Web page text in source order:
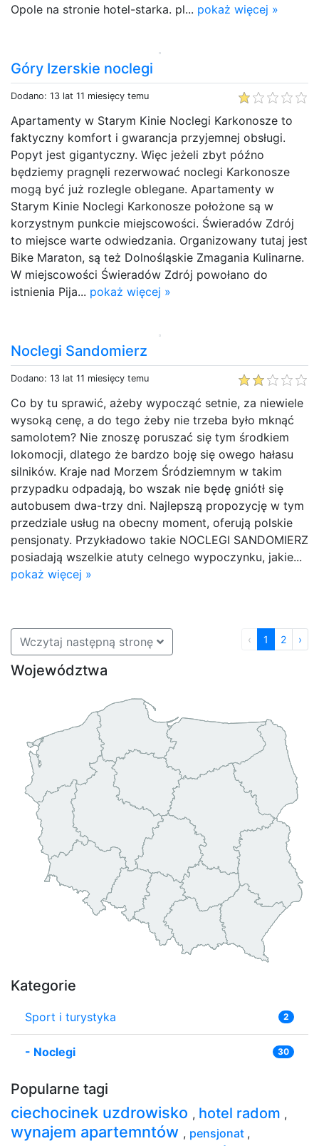
Opole na stronie hotel-starka. pl... pokaż więcej »
Góry Izerskie noclegi
Dodano: 13 lat 11 miesięcy temu
Apartamenty w Starym Kinie Noclegi Karkonosze to
faktyczny komfort i gwarancja przyjemnej obsługi.
Popyt jest gigantyczny. Więc jeżeli zbyt późno
będziemy pragnęli rezerwować noclegi Karkonosze
mogą być już rozlegle oblegane. Apartamenty w
Starym Kinie Noclegi Karkonosze położone są w
korzystnym punkcie miejscowości. Świeradów Zdrój
to miejsce warte odwiedzania. Organizowany tutaj jest
Bike Maraton, są też Dolnośląskie Zmagania Kulinarne.
W miejscowości Świeradów Zdrój powołano do
istnienia Pija... pokaż więcej »
Noclegi Sandomierz
Dodano: 13 lat 11 miesięcy temu
Co by tu sprawić, ażeby wypocząć setnie, za niewiele
wysoką cenę, a do tego żeby nie trzeba było mknąć
samolotem? Nie znoszę poruszać się tym środkiem
lokomocji, dlatego że bardzo boję się owego hałasu
silników. Kraje nad Morzem Śródziemnym w takim
przypadku odpadają, bo wszak nie będę gniótł się
autobusem dwa-trzy dni. Najlepszą propozycję w tym
przedziale usług na obecny moment, oferują polskie
pensjonaty. Przykładowo takie NOCLEGI SANDOMIERZ
posiadają wszelkie atuty celnego wypoczynku, jakie...
pokaż więcej »
Wczytaj następną stronę ‹ 1 2 ›
Województwa
Kategorie
Sport i turystyka 2
- Noclegi 30
Popularne tagi
ciechocinek uzdrowisko , hotel radom ,
wynajem apartemntów , pensjonat ,